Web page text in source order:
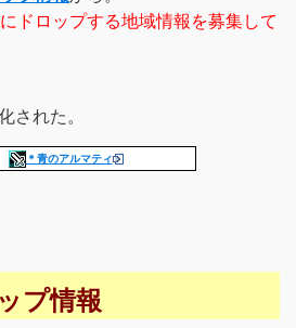
ドロップする地域情報を募集して
された。
＊青のアルマティ
プ情報